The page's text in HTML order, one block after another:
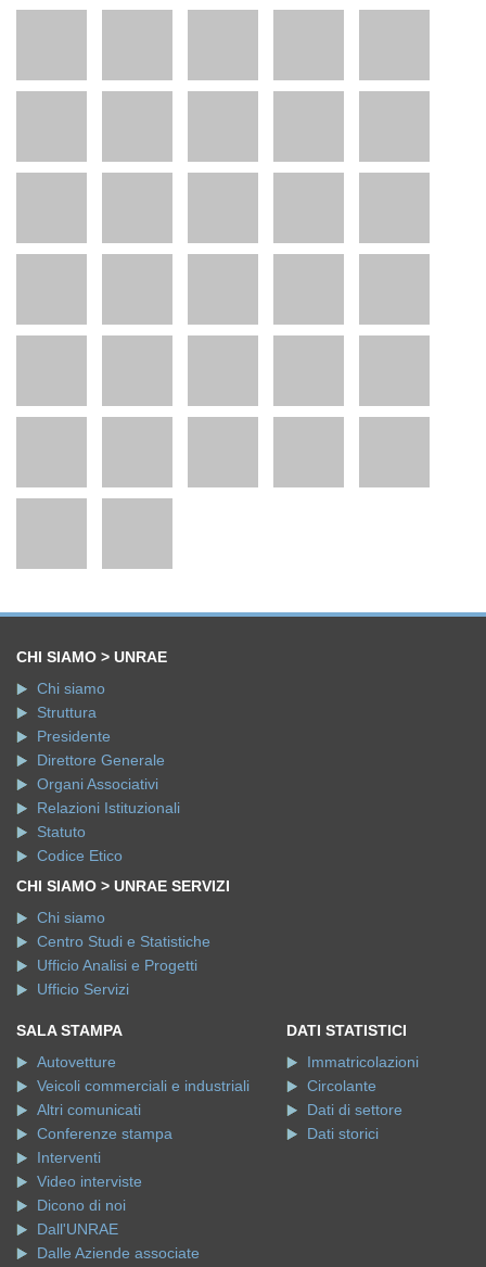
CHI SIAMO > UNRAE
Chi siamo
Struttura
Presidente
Direttore Generale
Organi Associativi
Relazioni Istituzionali
Statuto
Codice Etico
CHI SIAMO > UNRAE SERVIZI
Chi siamo
Centro Studi e Statistiche
Ufficio Analisi e Progetti
Ufficio Servizi
SALA STAMPA
Autovetture
Veicoli commerciali e industriali
Altri comunicati
Conferenze stampa
Interventi
Video interviste
Dicono di noi
Dall'UNRAE
Dalle Aziende associate
DATI STATISTICI
Immatricolazioni
Circolante
Dati di settore
Dati storici